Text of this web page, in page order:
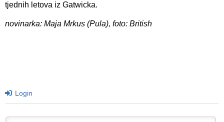
tjednih letova iz Gatwicka.
novinarka: Maja Mrkus (Pula), foto: British
Login